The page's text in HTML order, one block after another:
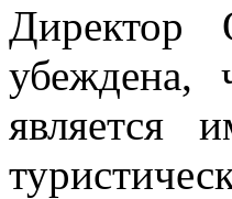
убеждена,
является